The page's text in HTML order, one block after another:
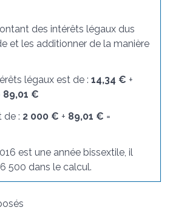
des intérêts légaux dus
et les additionner de la manière
légaux est de :14,34 € +
89,01 €
de : 2 000 € + 89,01 € =
est une année bissextile, il
500 dans le calcul.